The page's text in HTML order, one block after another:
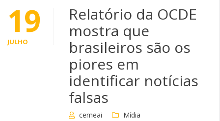
19
JULHO
Relatório da OCDE
mostra que
brasileiros são os
piores em
identificar notícias
falsas
cemeai Mídia